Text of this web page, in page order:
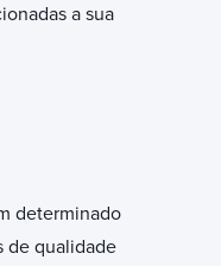
a sua
determinado
de qualidade